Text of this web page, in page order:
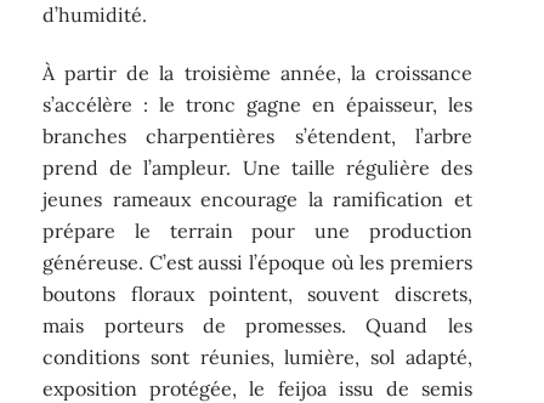
d’humidité.
À partir de la troisième année, la croissance
s’accélère : le tronc gagne en épaisseur, les
branches charpentières s’étendent, l’arbre
prend de l’ampleur. Une taille régulière des
jeunes rameaux encourage la ramification et
prépare le terrain pour une production
généreuse. C’est aussi l’époque où les premiers
boutons floraux pointent, souvent discrets,
mais porteurs de promesses. Quand les
conditions sont réunies, lumière, sol adapté,
exposition protégée, le feijoa issu de semis